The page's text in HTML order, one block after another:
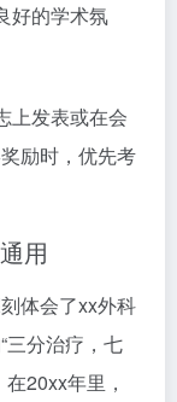
好的学术氛
上发表或在会
励时，优先考
用
体会了xx外科
三分治疗，七
20xx年里，